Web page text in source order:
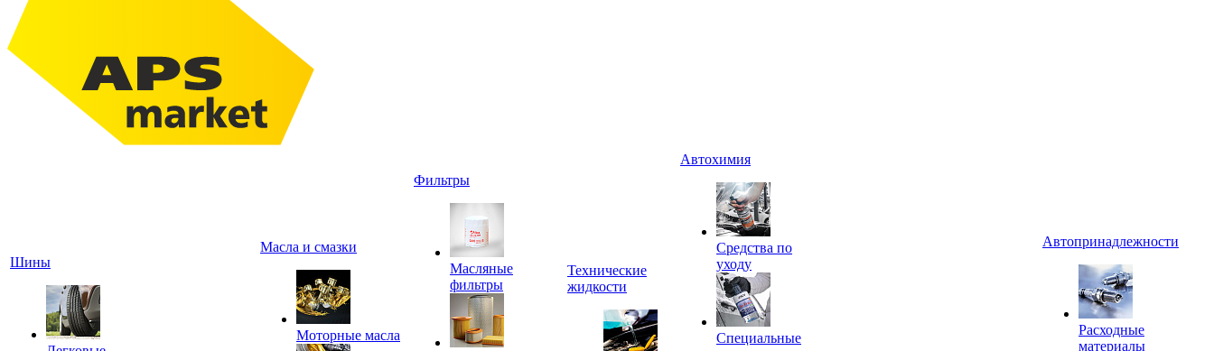
Шины
Масла и смазки
Моторные масла
Фильтры
Масляные
фильтры
Технические
жидкости
Автохимия
Средства по
уходу
Специальные
Автопринадлежности
Расходные
материалы